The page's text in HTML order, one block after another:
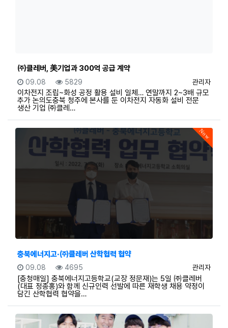
㈜클레버, 美기업과 300억 공급 계약
등록자
관리자
등록일
09.08 조회
5829
이차전지 조립~화성 공정 활용 설비 일체… 연말까지 2~3배 규모
추가 논의도충북 청주에 본사를 둔 이차전지 자동화 설비 전문
생산 기업 ㈜클레…
Now
충북에너지고·㈜클레버 산학협력 협약
등록자
관리자
등록일
09.08 조회
4695
[충청매일] 충북에너지고등학교(교장 정문재)는 5일 ㈜클레버
(대표 정종홍)와 함께 신규인력 선발에 따른 재학생 채용 약정이
담긴 산학협력 협약을…